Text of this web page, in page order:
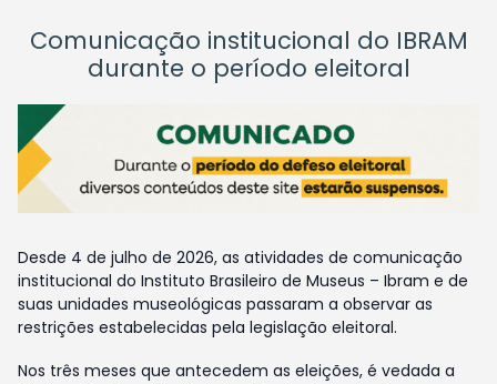
Comunicação institucional do IBRAM
durante o período eleitoral
Desde 4 de julho de 2026, as atividades de comunicação
institucional do Instituto Brasileiro de Museus – Ibram e de
suas unidades museológicas passaram a observar as
restrições estabelecidas pela legislação eleitoral.
Nos três meses que antecedem as eleições, é vedada a